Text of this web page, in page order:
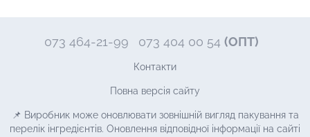
073 464-21-99 073 404 00 54 (ОПТ)
Контакти
Повна версія сайту
📌 Виробник може оновлювати зовнішній вигляд пакування та
перелік інгредієнтів. Оновлення відповідної інформації на сайті